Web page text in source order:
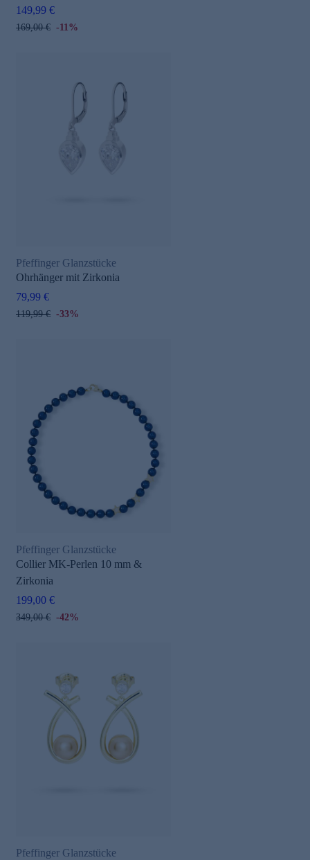
149,99 €
169,00 € -11%
Pfeffinger Glanzstücke
Ohrhänger mit Zirkonia
79,99 €
119,99 € -33%
Pfeffinger Glanzstücke
Collier MK-Perlen 10 mm &
Zirkonia
199,00 €
349,00 € -42%
Pfeffinger Glanzstücke